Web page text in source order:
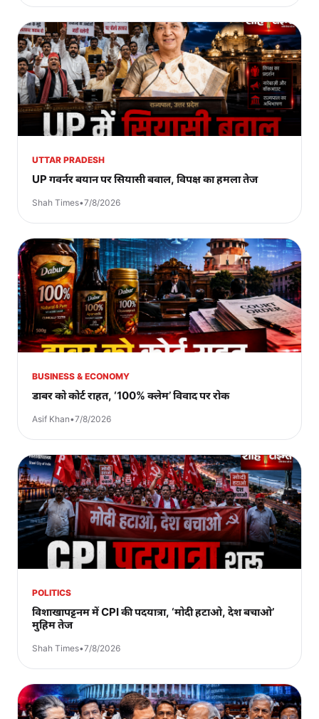
UTTAR PRADESH
UP गवर्नर बयान पर सियासी बवाल, विपक्ष का हमला तेज
Shah Times•7/8/2026
BUSINESS & ECONOMY
डाबर को कोर्ट राहत, ‘100% क्लेम’ विवाद पर रोक
Asif Khan•7/8/2026
POLITICS
विशाखापट्टनम में CPI की पदयात्रा, ‘मोदी हटाओ, देश बचाओ’
मुहिम तेज
Shah Times•7/8/2026